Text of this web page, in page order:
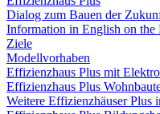
Dialog zum Bauen der
Information in English on
Ziele
Modellvorhaben
Effizienzhaus Plus mit
Effizienzhaus Plus
Weitere Effizienzhäuser Plus